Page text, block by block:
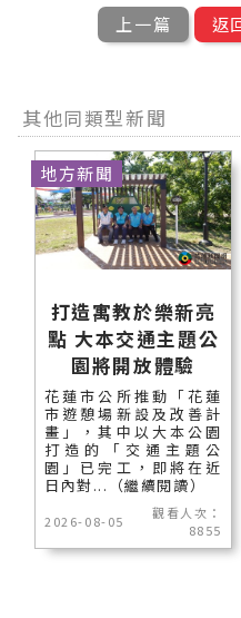
上一篇 返
其他同類型新聞
打造寓教於樂新亮
點 大本交通主題公
園將開放體驗
花蓮市公所推動「花蓮
市遊憩場新設及改善計
畫」，其中以大本公園
打造的「交通主題公
園」已完工，即將在近
日內對...（繼續閱讀）
2026-08-05
觀看人次：
8855
地方新聞